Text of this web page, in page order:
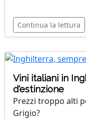
Continua la lettura
Vini italiani in
d'estinzione
Prezzi troppo alti
Grigio?